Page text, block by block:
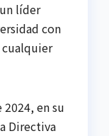
líder
con
en su
Directiva